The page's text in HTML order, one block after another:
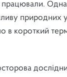
працювали.
природних
в короткий